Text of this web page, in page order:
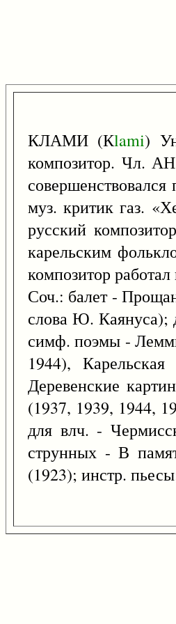
КЛАМИ (Кlami)
композитор. Чл.
муз. критик газ.
русский
карельским
композитор
Соч.: балет -
слова Ю. Каянуса);
симф. поэмы -
1944),
Деревенские
(1937, 1939, 1944,
для влч. -
струнных - В
(1923); инстр.